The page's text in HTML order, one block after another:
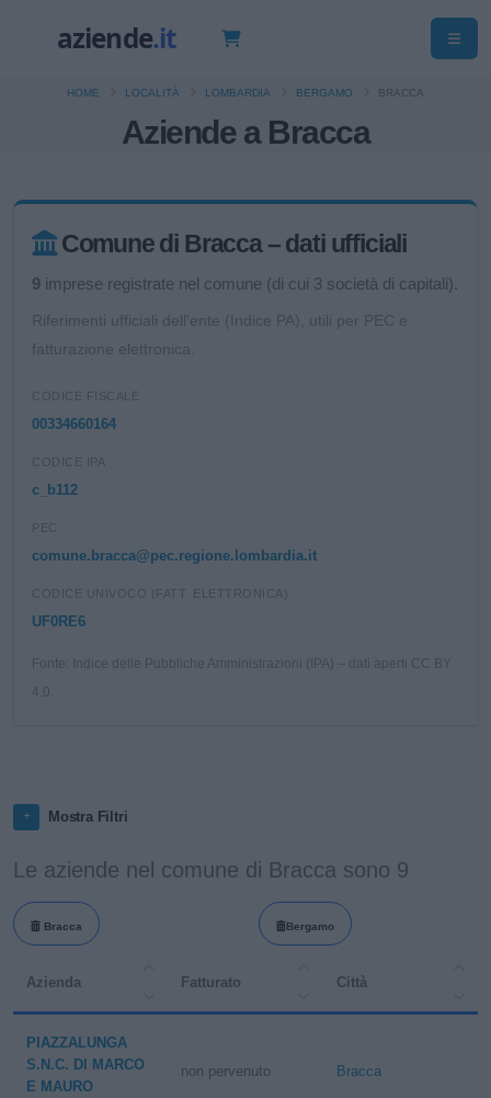
Aziende a Bracca
HOME LOCALITÀ LOMBARDIA BERGAMO BRACCA
Comune di Bracca – dati ufficiali
9 imprese registrate nel comune (di cui 3 società di capitali).
Riferimenti ufficiali dell'ente (Indice PA), utili per PEC e
fatturazione elettronica.
CODICE FISCALE
00334660164
CODICE IPA
c_b112
PEC
comune.bracca@pec.regione.lombardia.it
CODICE UNIVOCO (FATT. ELETTRONICA)
UF0RE6
Fonte: Indice delle Pubbliche Amministrazioni (IPA) – dati aperti CC BY
Mostra Filtri
Le aziende nel comune di Bracca sono 9
Bracca Bergamo
Azienda Fatturato Città
PIAZZALUNGA
S.N.C. DI MARCO
E MAURO
non pervenuto Bracca